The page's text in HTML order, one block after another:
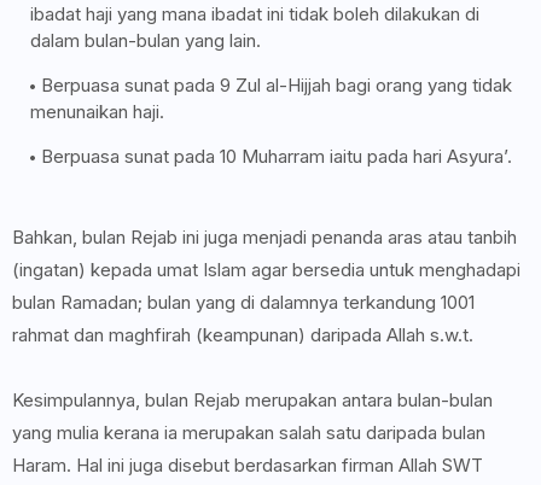
ibadat haji yang mana ibadat ini tidak boleh dilakukan di
dalam bulan-bulan yang lain.
Berpuasa sunat pada 9 Zul al-Hijjah bagi orang yang tidak
menunaikan haji.
Berpuasa sunat pada 10 Muharram iaitu pada hari Asyura’.
Bahkan, bulan Rejab ini juga menjadi penanda aras atau tanbih
(ingatan) kepada umat Islam agar bersedia untuk menghadapi
bulan Ramadan; bulan yang di dalamnya terkandung 1001
rahmat dan maghfirah (keampunan) daripada Allah s.w.t.
Kesimpulannya, bulan Rejab merupakan antara bulan-bulan
yang mulia kerana ia merupakan salah satu daripada bulan
Haram. Hal ini juga disebut berdasarkan firman Allah SWT